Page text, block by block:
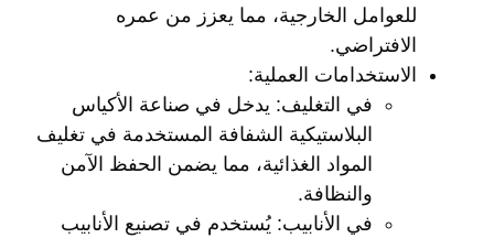
للعوامل الخارجية، مما يعزز من عمره
الافتراضي.
الاستخدامات العملية:
في التغليف: يدخل في صناعة الأكياس
البلاستيكية الشفافة المستخدمة في تغليف
المواد الغذائية، مما يضمن الحفظ الآمن
والنظافة.
في الأنابيب: يُستخدم في تصنيع الأنابيب